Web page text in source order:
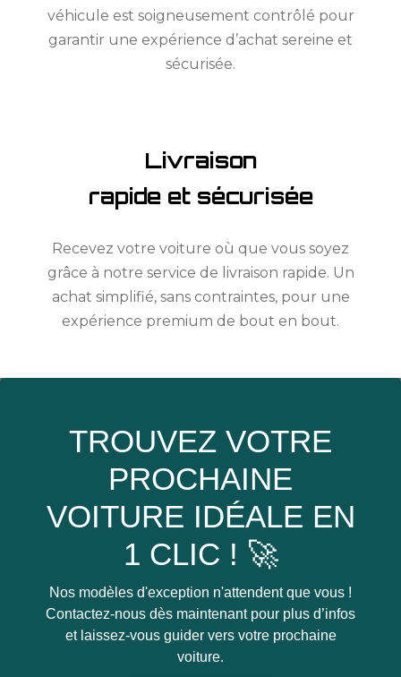
véhicule est soigneusement contrôlé pour
garantir une expérience d’achat sereine et
sécurisée.
Livraison
rapide et sécurisée
Recevez votre voiture où que vous soyez
grâce à notre service de livraison rapide. Un
achat simplifié, sans contraintes, pour une
expérience premium de bout en bout.
TROUVEZ VOTRE
PROCHAINE
VOITURE IDÉALE EN
1 CLIC ! 🚀
Nos modèles d'exception n'attendent que vous !
Contactez-nous dès maintenant pour plus d’infos
et laissez-vous guider vers votre prochaine
voiture.